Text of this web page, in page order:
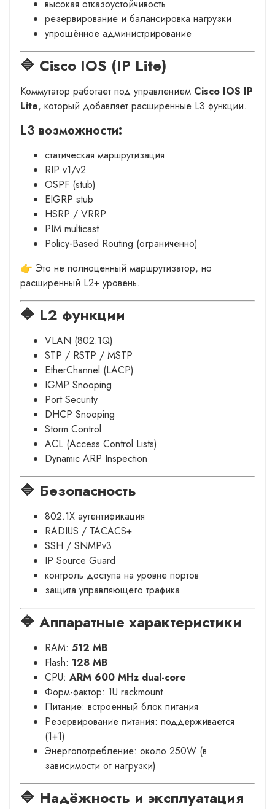
высокая отказоустойчивость
резервирование и балансировка нагрузки
упрощённое администрирование
🔷 Cisco IOS (IP Lite)
Коммутатор работает под управлением Cisco IOS IP
Lite, который добавляет расширенные L3 функции.
L3 возможности:
статическая маршрутизация
RIP v1/v2
OSPF (stub)
EIGRP stub
HSRP / VRRP
PIM multicast
Policy-Based Routing (ограниченно)
👉 Это не полноценный маршрутизатор, но
расширенный L2+ уровень.
🔷 L2 функции
VLAN (802.1Q)
STP / RSTP / MSTP
EtherChannel (LACP)
IGMP Snooping
Port Security
DHCP Snooping
Storm Control
ACL (Access Control Lists)
Dynamic ARP Inspection
🔷 Безопасность
802.1X аутентификация
RADIUS / TACACS+
SSH / SNMPv3
IP Source Guard
контроль доступа на уровне портов
защита управляющего трафика
🔷 Аппаратные характеристики
RAM: 512 MB
Flash: 128 MB
CPU: ARM 600 MHz dual-core
Форм-фактор: 1U rackmount
Питание: встроенный блок питания
Резервирование питания: поддерживается
(1+1)
Энергопотребление: около 250W (в
зависимости от нагрузки)
🔷 Надёжность и эксплуатация